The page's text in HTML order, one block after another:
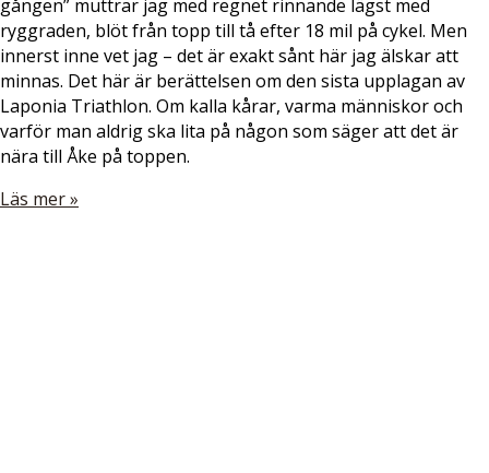
gången” muttrar jag med regnet rinnande lägst med
ryggraden, blöt från topp till tå efter 18 mil på cykel. Men
innerst inne vet jag – det är exakt sånt här jag älskar att
minnas. Det här är berättelsen om den sista upplagan av
Laponia Triathlon. Om kalla kårar, varma människor och
varför man aldrig ska lita på någon som säger att det är
nära till Åke på toppen.
Läs mer »